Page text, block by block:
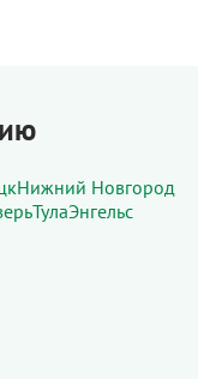
Нижний Новгород
ТулаЭнгельс